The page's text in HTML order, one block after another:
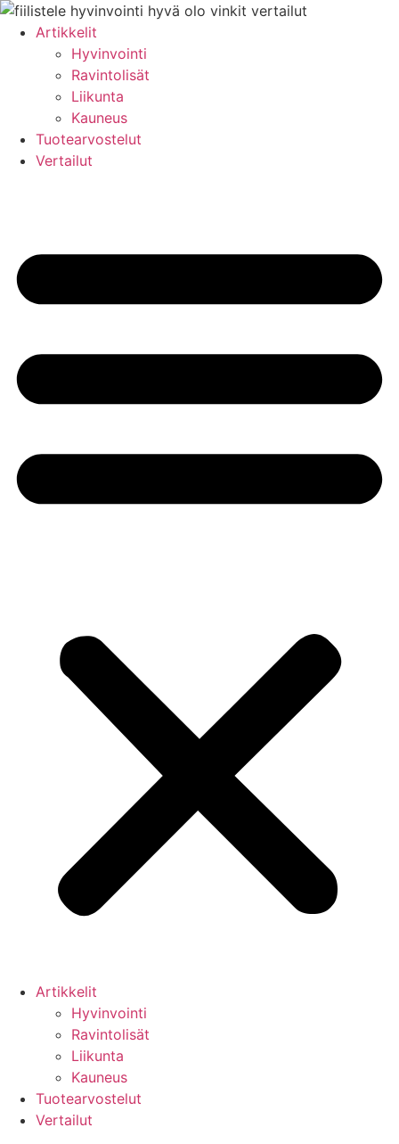
Mene
sisältöönArtikkelit
Hyvinvointi
Ravintolisät
Liikunta
Kauneus
Tuotearvostelut
Vertailut
Artikkelit
Hyvinvointi
Ravintolisät
Liikunta
Kauneus
Tuotearvostelut
Vertailut